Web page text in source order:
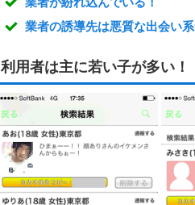
業者の誘導先は悪質な出会い
利用者は主に若い子が多い！